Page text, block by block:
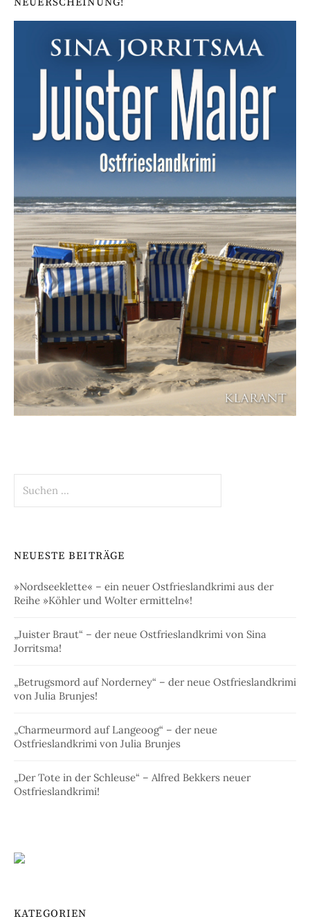
nach:
NEUESTE BEITRÄGE
»Nordseeklette« – ein neuer Ostfrieslandkrimi aus der
Reihe »Köhler und Wolter ermitteln«!
„Juister Braut“ – der neue Ostfrieslandkrimi von Sina
Jorritsma!
„Betrugsmord auf Norderney“ – der neue Ostfrieslandkrimi
von Julia Brunjes!
„Charmeurmord auf Langeoog“ – der neue
Ostfrieslandkrimi von Julia Brunjes
„Der Tote in der Schleuse“ – Alfred Bekkers neuer
Ostfrieslandkrimi!
KATEGORIEN